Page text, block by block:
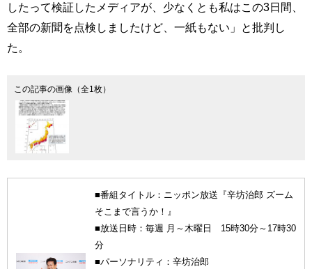
したって検証したメディアが、少なくとも私はこの3日間、
全部の新聞を点検しましたけど、一紙もない」と批判し
た。
この記事の画像（全1枚）
■番組タイトル：ニッポン放送『辛坊治郎 ズーム
そこまで言うか！』
■放送日時：毎週 月～木曜日 15時30分～17時30
分
■パーソナリティ：辛坊治郎